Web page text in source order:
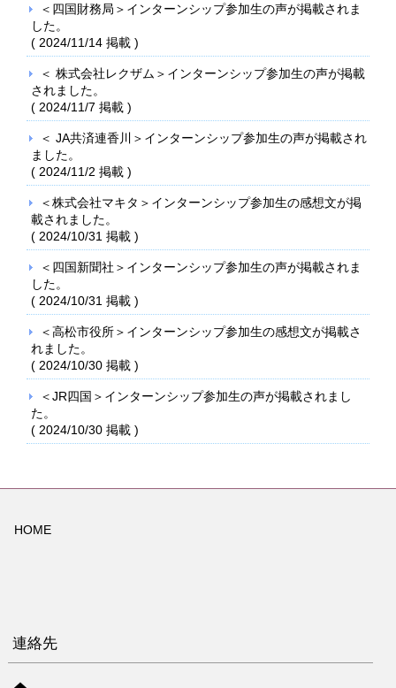
＜四国財務局＞インターンシップ参加生の声が掲載されま
した。
( 2024/11/14掲載 )
＜ 株式会社レクザム＞インターンシップ参加生の声が掲載
されました。
( 2024/11/7 掲載 )
＜ JA共済連香川＞インターンシップ参加生の声が掲載され
ました。
( 2024/11/2 掲載 )
＜株式会社マキタ＞インターンシップ参加生の感想文が掲
載されました。
( 2024/10/31 掲載 )
＜四国新聞社＞インターンシップ参加生の声が掲載されま
した。
( 2024/10/31 掲載 )
＜高松市役所＞インターンシップ参加生の感想文が掲載さ
れました。
( 2024/10/30掲載 )
＜JR四国＞インターンシップ参加生の声が掲載されまし
た。
( 2024/10/30掲載 )
HOME
連絡先